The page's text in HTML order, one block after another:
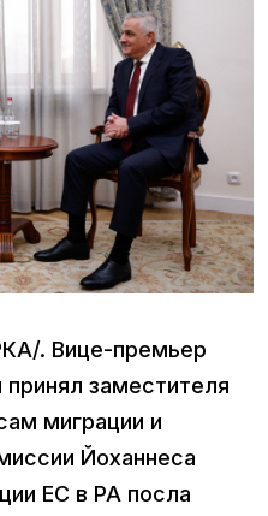
. Вице-премьер
заместителя
миграции и
Йоханнеса
ЕС в РА посла